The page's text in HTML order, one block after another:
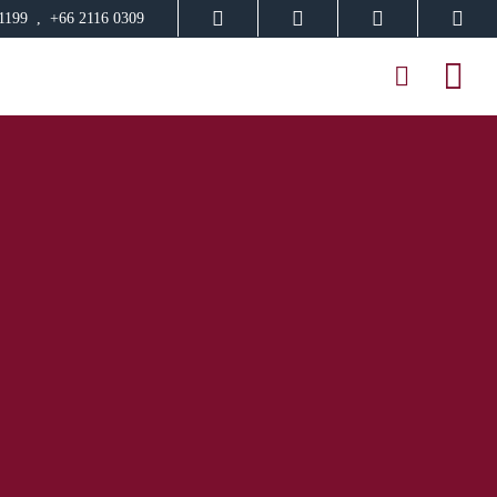
, +66 2116 0309